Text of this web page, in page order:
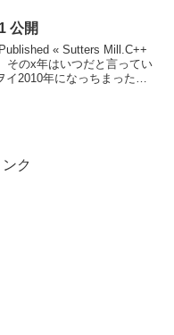
公開
« Sutters Mill.C++
そのx年はいつだと言ってい
イ2010年になっちまったぜ
ク